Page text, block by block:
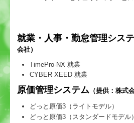
就業・人事・勤怠管理シス
会社）
TimePro-NX 就業
CYBER XEED 就業
原価管理システム （提供：株式
どっと原価3（ライトモデル）
どっと原価3（スタンダードモデル）